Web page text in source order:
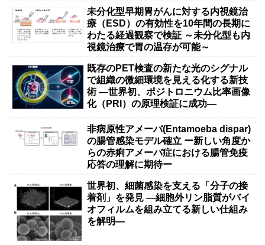
未分化型早期胃がんに対する内視鏡治
療（ESD）の有効性を10年間の長期に
わたる経過観察で検証 ～未分化型も内
視鏡治療で胃の温存が可能～
既存のPET検査の新たな光のシグナル
で組織の微細環境を見える化する新技
術 ―世界初、ポジトロニウム比率画像
化（PRI）の原理検証に成功―
非病原性アメーバ(Entamoeba dispar)
の腸管感染モデル確立 ー新しい角度か
らの赤痢アメーバ症における腸管免疫
応答の理解に期待ー
世界初、細菌感染を支える「分子の接
着剤」を発見 ―細胞外リン脂質がバイ
オフィルムを組み立てる新しい仕組み
を解明―